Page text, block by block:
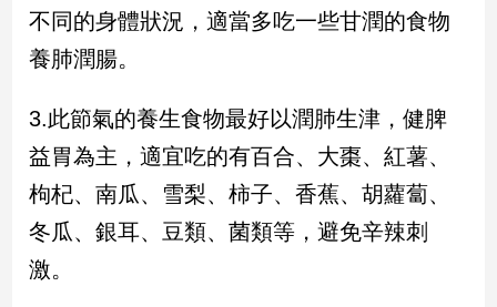
尚
追
星
生
活
建
室
不同的身體狀況，適當多吃一些甘潤的食物
養肺潤腸。
3.此節氣的養生食物最好以潤肺生津，健脾
益胃為主，適宜吃的有百合、大棗、紅薯、
枸杞、南瓜、雪梨、柿子、香蕉、胡蘿蔔、
冬瓜、銀耳、豆類、菌類等，避免辛辣刺
激。